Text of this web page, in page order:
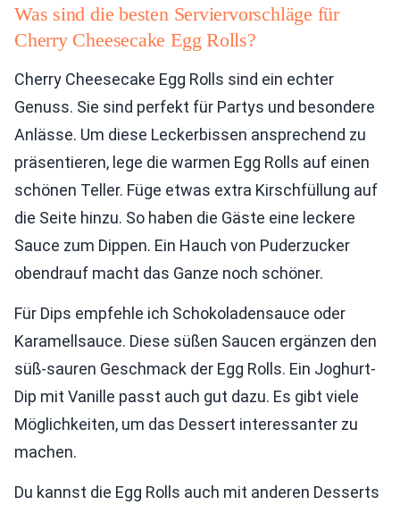
Was sind die besten Serviervorschläge für
Cherry Cheesecake Egg Rolls?
Cherry Cheesecake Egg Rolls sind ein echter
Genuss. Sie sind perfekt für Partys und besondere
Anlässe. Um diese Leckerbissen ansprechend zu
präsentieren, lege die warmen Egg Rolls auf einen
schönen Teller. Füge etwas extra Kirschfüllung auf
die Seite hinzu. So haben die Gäste eine leckere
Sauce zum Dippen. Ein Hauch von Puderzucker
obendrauf macht das Ganze noch schöner.
Für Dips empfehle ich Schokoladensauce oder
Karamellsauce. Diese süßen Saucen ergänzen den
süß-sauren Geschmack der Egg Rolls. Ein Joghurt-
Dip mit Vanille passt auch gut dazu. Es gibt viele
Möglichkeiten, um das Dessert interessanter zu
machen.
Du kannst die Egg Rolls auch mit anderen Desserts